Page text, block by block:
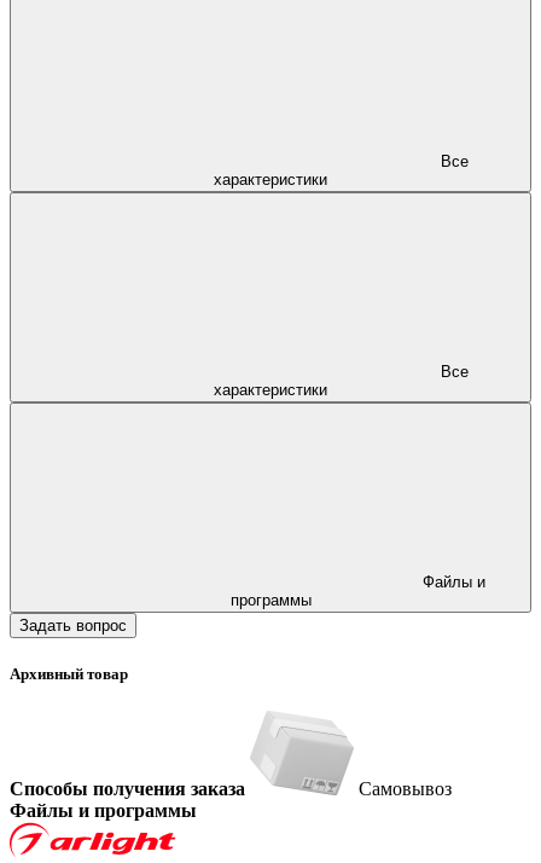
характеристики
характеристики
программы
Задать вопрос
Архивный товар
Способы получения заказа
Самовывоз
Файлы и программы